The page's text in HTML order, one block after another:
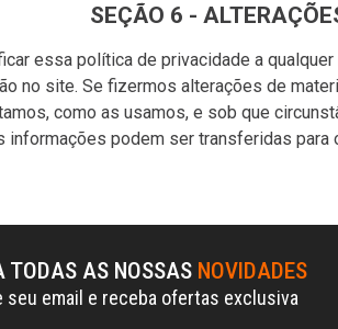
SEÇÃO 6 -
essa política de privacidade a
no site. Se fizermos alterações de
como as usamos, e sob que
informações podem ser transferidas
TODAS AS NOSSAS NOVIDADES
seu email e receba ofertas exclusiva